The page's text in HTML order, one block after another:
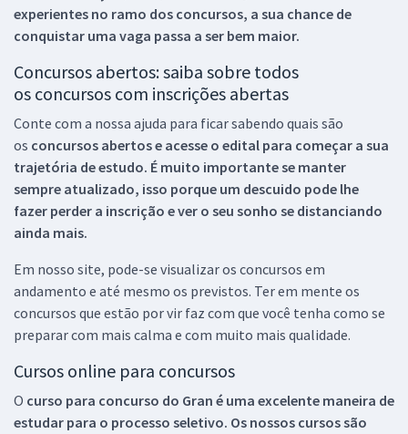
experientes no ramo dos concursos, a sua chance de
conquistar uma vaga passa a ser bem maior.
Concursos abertos: saiba sobre todos
os concursos com inscrições abertas
Conte com a nossa ajuda para ficar sabendo quais são
os concursos abertos e acesse o edital para começar a sua
trajetória de estudo. É muito importante se manter
sempre atualizado, isso porque um descuido pode lhe
fazer perder a inscrição e ver o seu sonho se distanciando
ainda mais.
Em nosso site, pode-se visualizar os concursos em
andamento e até mesmo os previstos. Ter em mente os
concursos que estão por vir faz com que você tenha como se
preparar com mais calma e com muito mais qualidade.
Cursos online para concursos
O curso para concurso do Gran é uma excelente maneira de
estudar para o processo seletivo. Os nossos cursos são